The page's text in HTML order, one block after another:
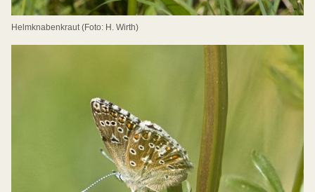
Helmknabenkraut (Foto: H. Wirth)